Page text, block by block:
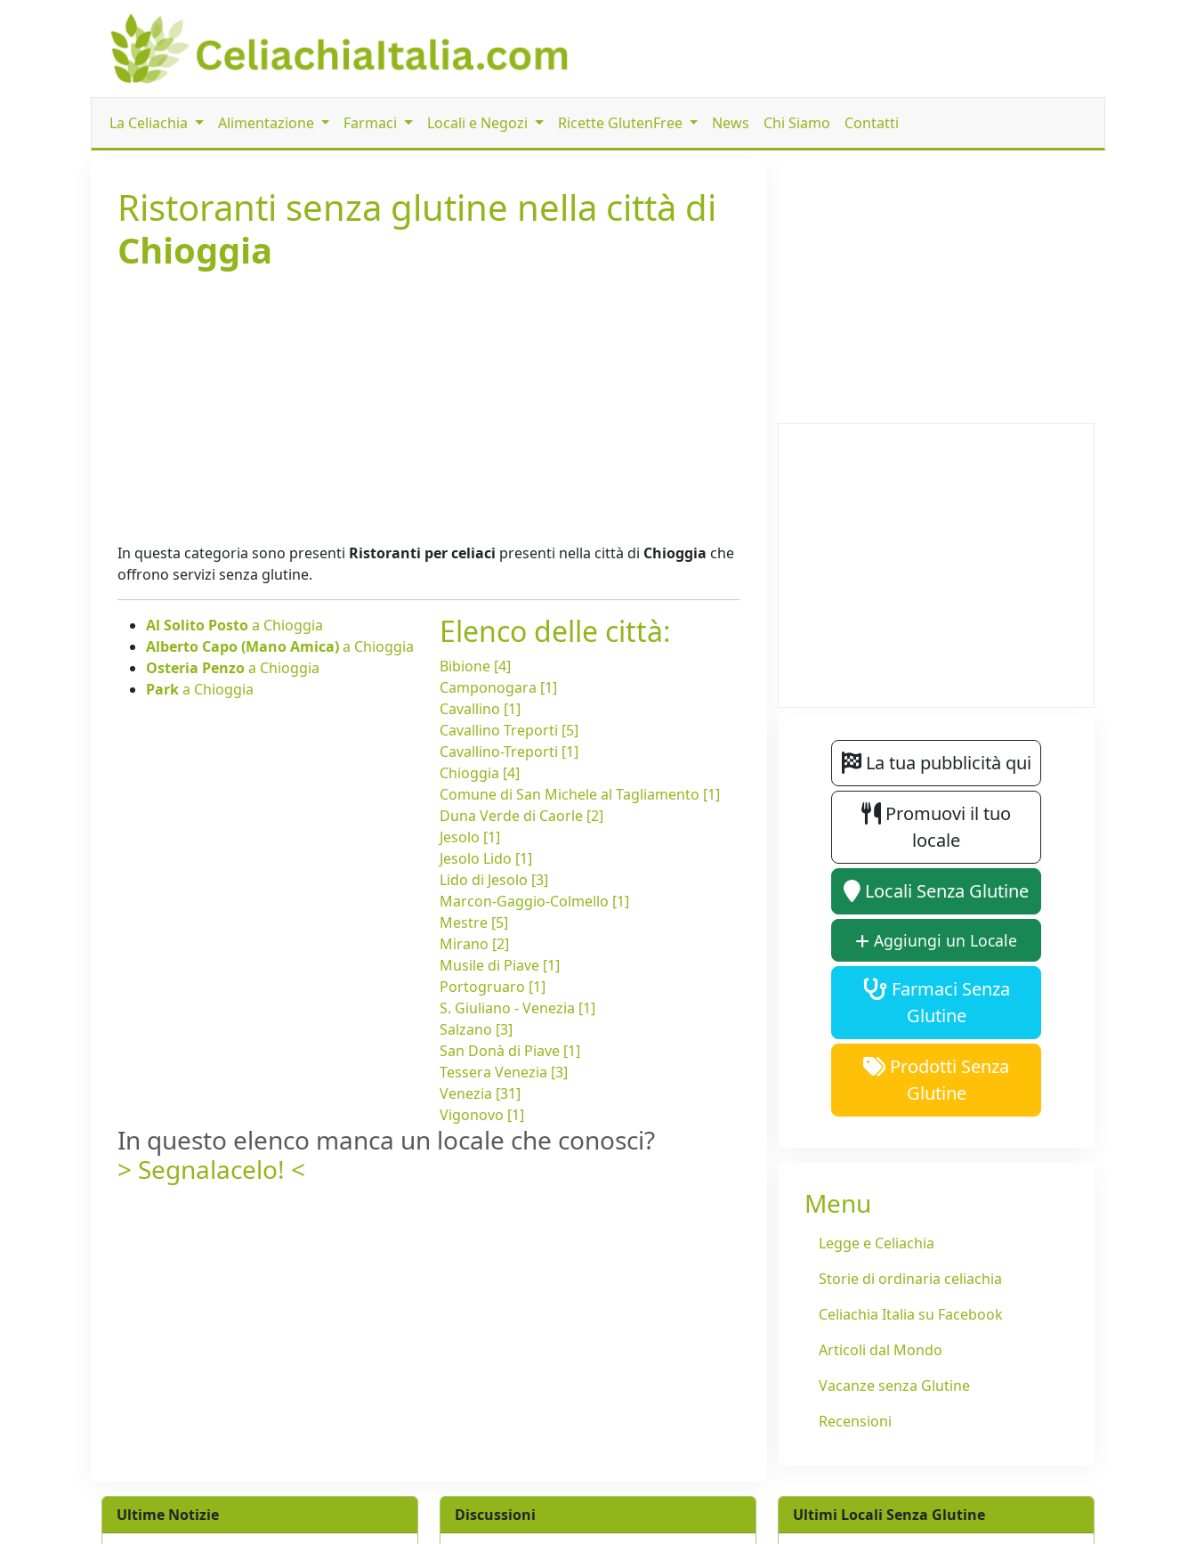
La Celiachia Alimentazione Farmaci Locali e Negozi Ricette GlutenFree News Chi Siamo Contatti
Ristoranti senza glutine nella città di
Chioggia
In questa categoria sono presenti Ristoranti per celiaci presenti nella città di Chioggia che
offrono servizi senza glutine.
Al Solito Postoa Chioggia
Alberto Capo (Mano Amica)a Chioggia
Osteria Penzoa Chioggia
Parka Chioggia
Elenco delle città:
Bibione [4]
Camponogara [1]
Cavallino [1]
Cavallino Treporti [5]
Cavallino-Treporti [1]
Chioggia [4]
Comune di San Michele al Tagliamento [1]
Duna Verde di Caorle [2]
Jesolo [1]
Jesolo Lido [1]
Lido di Jesolo [3]
Marcon-Gaggio-Colmello [1]
Mestre [5]
Mirano [2]
Musile di Piave [1]
Portogruaro [1]
S. Giuliano - Venezia [1]
Salzano [3]
San Donà di Piave [1]
Tessera Venezia [3]
Venezia [31]
Vigonovo [1]
In questo elenco manca un locale che conosci?
> Segnalacelo! <
La tua pubblicità qui
Promuovi il tuo
locale
Locali Senza Glutine
Aggiungi un Locale
Farmaci Senza
Glutine
Prodotti Senza
Glutine
Menu
Legge e Celiachia
Storie di ordinaria celiachia
Celiachia Italia su Facebook
Articoli dal Mondo
Vacanze senza Glutine
Recensioni
Ultime Notizie Discussioni Ultimi Locali Senza Glutine